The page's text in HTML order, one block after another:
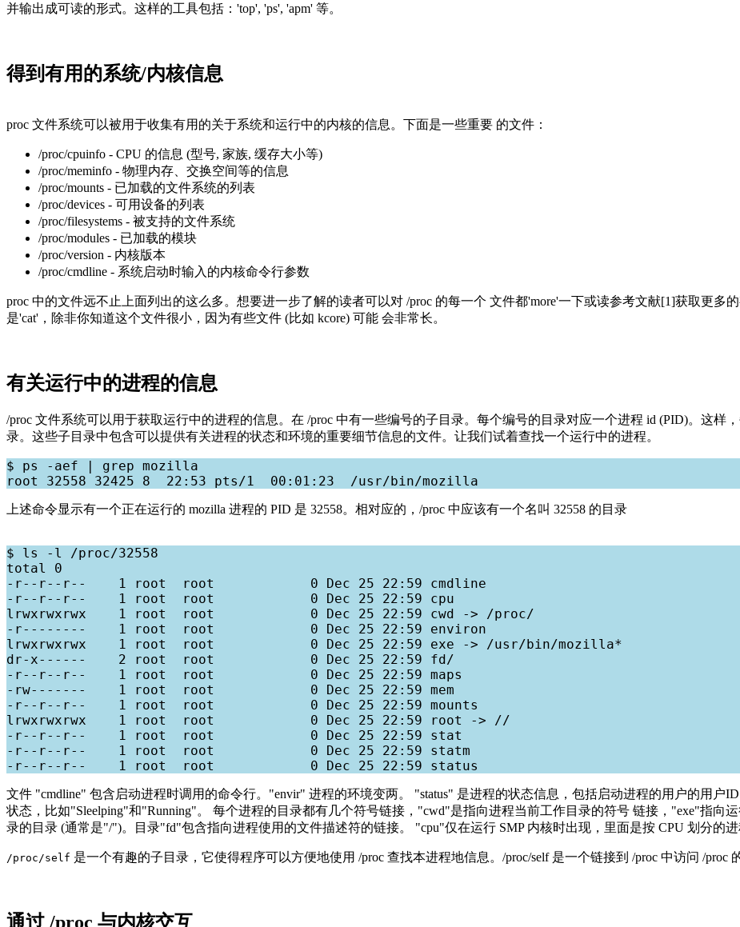
并输出成可读的形式。这样的工具包括：'top', 'ps', 'apm' 等。
得到有用的系统/内核信息
proc 文件系统可以被用于收集有用的关于系统和运行中的内核的信息。下面是一些重要 的文件：
/proc/cpuinfo - CPU 的信息 (型号, 家族, 缓存大小等)
/proc/meminfo - 物理内存、交换空间等的信息
/proc/mounts - 已加载的文件系统的列表
/proc/devices - 可用设备的列表
/proc/filesystems - 被支持的文件系统
/proc/modules - 已加载的模块
/proc/version - 内核版本
/proc/cmdline - 系统启动时输入的内核命令行参数
proc 中的文件远不止上面列出的这么多。想要进一步了解的读者可以对 /proc 的每一个 文件都'more'一下或读参考文献[1]获取更多
是'cat'，除非你知道这个文件很小，因为有些文件 (比如 kcore) 可能 会非常长。
有关运行中的进程的信息
/proc 文件系统可以用于获取运行中的进程的信息。在 /proc 中有一些编号的子目录。每个编号的目录对应一个进程 id (PID)。这样
录。这些子目录中包含可以提供有关进程的状态和环境的重要细节信息的文件。让我们试着查找一个运行中的进程。
$ ps -aef | grep mozilla
上述命令显示有一个正在运行的 mozilla 进程的 PID 是 32558。相对应的，/proc 中应该有一个名叫 32558 的目录
$ ls -l /proc/32558
total 0
-r--r--r--    1 root  root            0 Dec 25 22:59 cmdline
-r--r--r--    1 root  root            0 Dec 25 22:59 cpu
lrwxrwxrwx    1 root  root            0 Dec 25 22:59 cwd -> /proc/
-r--------    1 root  root            0 Dec 25 22:59 environ
lrwxrwxrwx    1 root  root            0 Dec 25 22:59 exe -> /usr/bin/mozilla*
dr-x------    2 root  root            0 Dec 25 22:59 fd/
-r--r--r--    1 root  root            0 Dec 25 22:59 maps
-rw-------    1 root  root            0 Dec 25 22:59 mem
-r--r--r--    1 root  root            0 Dec 25 22:59 mounts
lrwxrwxrwx    1 root  root            0 Dec 25 22:59 root -> //
-r--r--r--    1 root  root            0 Dec 25 22:59 stat
-r--r--r--    1 root  root            0 Dec 25 22:59 statm
文件 "cmdline" 包含启动进程时调用的命令行。"envir" 进程的环境变两。 "status" 是进程的状态信息，包括启动进程的用户的用户
状态，比如"Sleelping"和"Running"。 每个进程的目录都有几个符号链接，"cwd"是指向进程当前工作目录的符号 链接，"exe"指向
录的目录 (通常是"/")。目录"fd"包含指向进程使用的文件描述符的链接。 "cpu"仅在运行 SMP 内核时出现，里面是按 CPU 划分的进
/proc/self 是一个有趣的子目录，它使得程序可以方便地使用 /proc 查找本进程地信息。/proc/self 是一个链接到 /proc 中访问 /proc
通过 /proc 与内核交互